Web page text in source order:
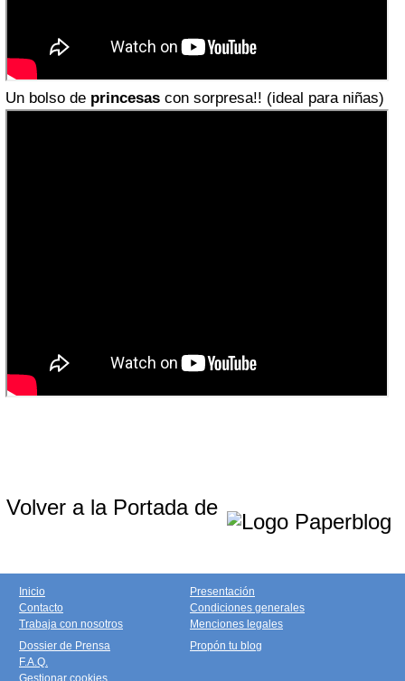
Un bolso de princesas con sorpresa!! (ideal para niñas)
Volver a la Portada de
Inicio
Contacto
Trabaja con nosotros
Presentación
Condiciones generales
Menciones legales
Dossier de Prensa
F.A.Q.
Gestionar cookies
Propón tu blog